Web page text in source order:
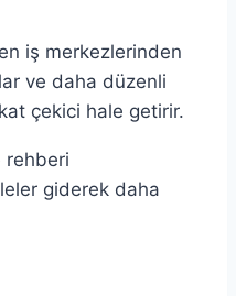
iş merkezlerinden
ve daha düzenli
çekici hale getirir.
rehberi
giderek daha